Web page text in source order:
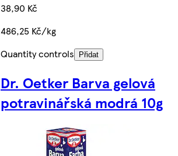
38,90 Kč
486,25 Kč/kg
Quantity controls
Přidat
Dr. Oetker Barva gelová
potravinářská modrá 10g